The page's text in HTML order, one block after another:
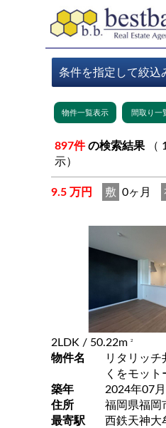
897件 の検索結果
示）
9.5 万円 敷 0ヶ月
2LDK / 50.22m 2
物件名
リタリッ
くをモット
築年
2024年07月
住所
福岡県福岡
最寄駅
西鉄天神大牟